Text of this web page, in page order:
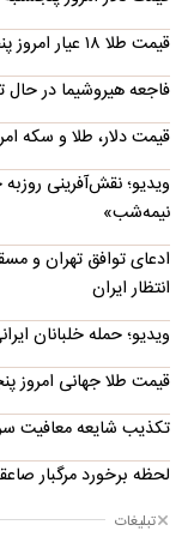
گزارش و تحلیل